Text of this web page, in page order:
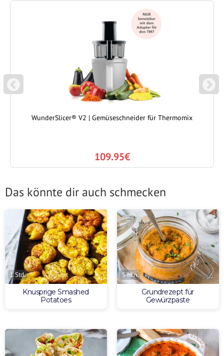
P
REVIOUS
WunderSlicer® V2 | Gemüseschneider für Thermomix
109.95€
N
EXT
Das könnte dir auch schmecken
1 Std.
Knusprige Smashed
Potatoes
5 Min.
Grundrezept für
Gewürzpaste